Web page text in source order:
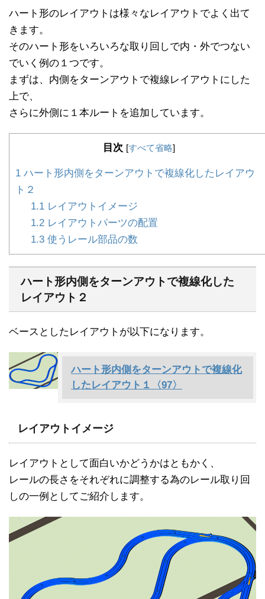
ハート形のレイアウトは様々なレイアウトでよく出て
きます。
そのハート形をいろいろな取り回しで内・外でつない
でいく例の１つです。
まずは、内側をターンアウトで複線レイアウトにした
上で、
さらに外側に１本ルートを追加しています。
目次 [すべて省略]
1 ハート形内側をターンアウトで複線化したレイアウ
ト２
1.1レイアウトイメージ
1.2レイアウトパーツの配置
1.3使うレール部品の数
ハート形内側をターンアウトで複線化した
レイアウト２
ベースとしたレイアウトが以下になります。
ハート形内側をターンアウトで複線化
したレイアウト１〈97〉
レイアウトイメージ
レイアウトとして面白いかどうかはともかく、
レールの長さをそれぞれに調整する為のレール取り回
しの一例としてご紹介します。